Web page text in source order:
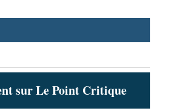
sur Le Point Critique